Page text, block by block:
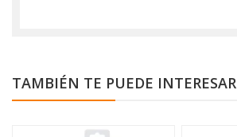
TAMBIÉN TE PUEDE INTERESAR